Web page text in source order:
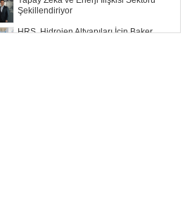
Şekillendiriyor
HRS, Hidrojen Altyapıları İçin Baker